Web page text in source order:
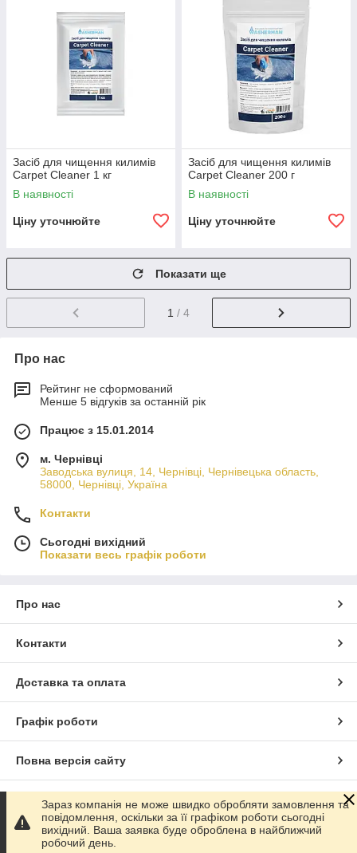
Засіб для чищення килимів
Сarpet Сleaner 1 кг
В наявності
Ціну уточнюйте
Засіб для чищення килимів
Сarpet Сleaner 200 г
В наявності
Ціну уточнюйте
Показати ще
1 / 4
Про нас
Рейтинг не сформований
Менше 5 відгуків за останній рік
Працює з 15.01.2014
м. Чернівці
Заводська вулиця, 14, Чернівці, Чернівецька область,
58000, Чернівці, Україна
Контакти
Сьогодні вихідний
Показати весь графік роботи
Про нас
Контакти
Доставка та оплата
Графік роботи
Повна версія сайту
Сайт створено на маркетплейсі Prom.ua
Політика конфіденційності
Зараз компанія не може швидко обробляти замовлення та
повідомлення, оскільки за її графіком роботи сьогодні
вихідний. Ваша заявка буде оброблена в найближчий
робочий день.